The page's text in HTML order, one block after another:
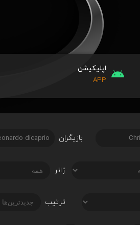
اپلیکیشن
APP
بازیگران
ژانر
ترتیب